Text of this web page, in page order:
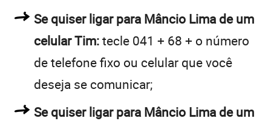
Se quiser ligar para Mâncio Lima de um
celular Tim:tecle 041 + 68 + o número
de telefone fixo ou celular que você
deseja se comunicar;
Se quiser ligar para Mâncio Lima de um